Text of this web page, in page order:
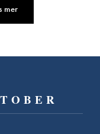
mer